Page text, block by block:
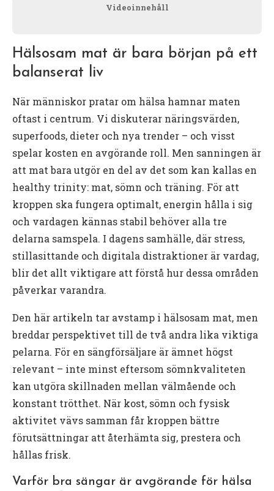
Videoinnehåll
Hälsosam mat är bara början på ett
balanserat liv
När människor pratar om hälsa hamnar maten
oftast i centrum. Vi diskuterar näringsvärden,
superfoods, dieter och nya trender – och visst
spelar kosten en avgörande roll. Men sanningen är
att mat bara utgör en del av det som kan kallas en
healthy trinity: mat, sömn och träning. För att
kroppen ska fungera optimalt, energin hålla i sig
och vardagen kännas stabil behöver alla tre
delarna samspela. I dagens samhälle, där stress,
stillasittande och digitala distraktioner är vardag,
blir det allt viktigare att förstå hur dessa områden
påverkar varandra.
Den här artikeln tar avstamp i hälsosam mat, men
breddar perspektivet till de två andra lika viktiga
pelarna. För en sängförsäljare är ämnet högst
relevant – inte minst eftersom sömnkvaliteten
kan utgöra skillnaden mellan välmående och
konstant trötthet. När kost, sömn och fysisk
aktivitet vävs samman får kroppen bättre
förutsättningar att återhämta sig, prestera och
hållas frisk.
Varför bra sängar är avgörande för hälsa